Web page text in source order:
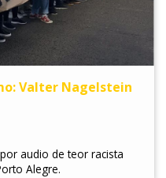
Valter Nagelstein
audio de teor racista
Alegre.